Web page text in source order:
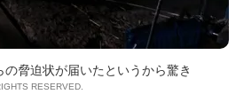
脅迫状が届いたというから驚き
RESERVED.